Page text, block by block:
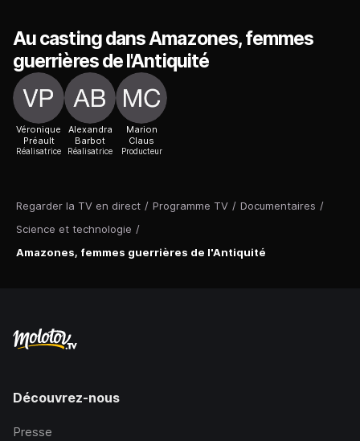
Regarder la TV en direct / Programme TV / Documentaires /
Science et technologie /
Amazones, femmes guerrières de l'Antiquité
Au casting dans Amazones, femmes
guerrières de l'Antiquité
Véronique
Préault
Réalisatrice
Alexandra
Barbot
Réalisatrice
Marion
Claus
Producteur
Découvrez-nous
Presse